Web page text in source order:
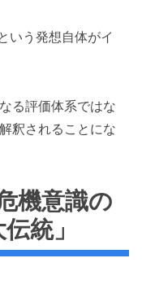
いう発想自体がイ
る評価体系ではな
釈されることにな
機意識の
統」